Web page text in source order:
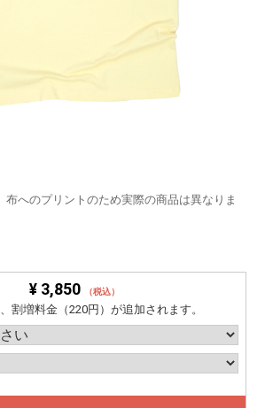
布へのプリントのため実際の商品は異なりま
¥ 3,850 （税込）
割増料金（220円）が追加されます。